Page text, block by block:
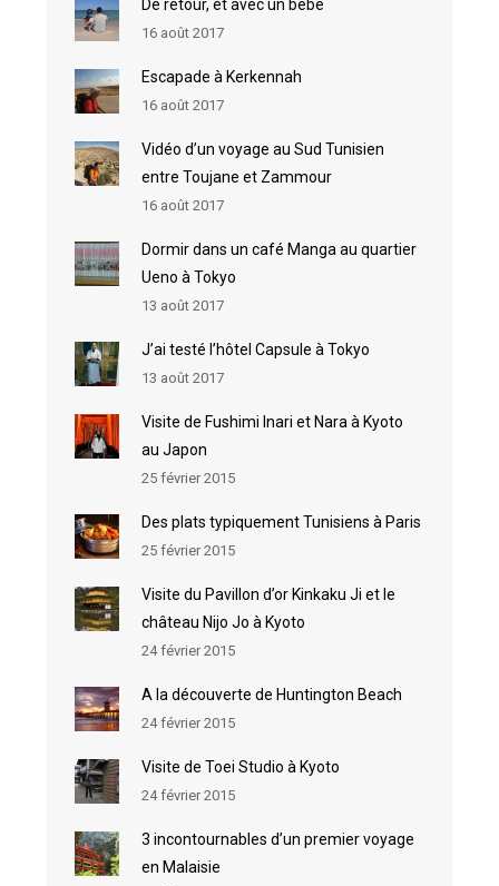
De retour, et avec un bébé
16 août 2017
Escapade à Kerkennah
16 août 2017
Vidéo d’un voyage au Sud Tunisien
entre Toujane et Zammour
16 août 2017
Dormir dans un café Manga au quartier
Ueno à Tokyo
13 août 2017
J’ai testé l’hôtel Capsule à Tokyo
13 août 2017
Visite de Fushimi Inari et Nara à Kyoto
au Japon
25 février 2015
Des plats typiquement Tunisiens à Paris
25 février 2015
Visite du Pavillon d’or Kinkaku Ji et le
château Nijo Jo à Kyoto
24 février 2015
A la découverte de Huntington Beach
24 février 2015
Visite de Toei Studio à Kyoto
24 février 2015
3 incontournables d’un premier voyage
en Malaisie